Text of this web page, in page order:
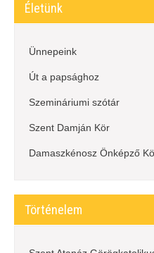
Életünk
Ünnepeink
Út a papsághoz
Szemináriumi szótár
Szent Damján Kör
Damaszkénosz Önképző
Történelem